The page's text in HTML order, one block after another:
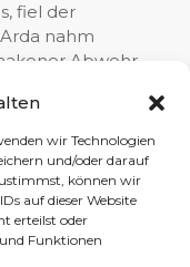
wir Technologien
und/oder darauf
können wir
auf dieser Website
erteilst oder
Funktionen
fiel der
nahm
Abwehr
in den Lauf von
den Kopf
Mitte
Staakener
Flachschuss,